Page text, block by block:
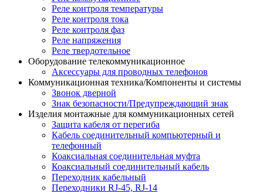
Реле контроля температуры
Реле контроля тока
Реле контроля фаз
Реле напряжения
Реле твердотельное
Оборудование телекоммуникационное
Аксессуары для проводных телефонов
Коммуникационная техника/Компоненты и системы
Звонок дверной
Знак безопасности/Предупреждающий знак
Изделия монтажные для коммуникационных сетей
Защита кабеля от перегиба
Кабель соединительный компьютерный и
телефонный
Коаксиальная соединительная муфта
Коаксиальный соединительный кабель
Переходник кабельный
Переходники RJ-45, RJ-14